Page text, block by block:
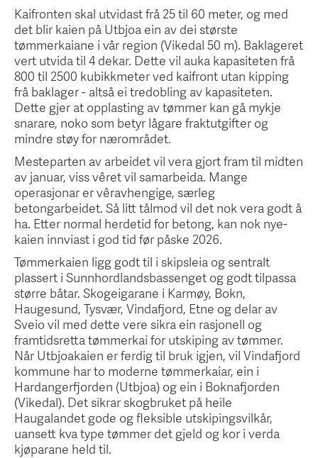
Kaifronten skal utvidast frå 25 til 60 meter, og med
det blir kaien på Utbjoa ein av dei største
tømmerkaiane i vår region (Vikedal 50 m). Baklageret
vert utvida til 4 dekar. Dette vil auka kapasiteten frå
800 til 2500 kubikkmeter ved kaifront utan kipping
frå baklager - altså ei tredobling av kapasiteten.
Dette gjer at opplasting av tømmer kan gå mykje
snarare, noko som betyr lågare fraktutgifter og
mindre støy for nærområdet.
Mesteparten av arbeidet vil vera gjort fram til midten
av januar, viss vêret vil samarbeida. Mange
operasjonar er vêravhengige, særleg
betongarbeidet. Så litt tålmod vil det nok vera godt å
ha. Etter normal herdetid for betong, kan nok nye-
kaien innviast i god tid før påske 2026.
Tømmerkaien ligg godt til i skipsleia og sentralt
plassert i Sunnhordlandsbassenget og godt tilpassa
større båtar. Skogeigarane i Karmøy, Bokn,
Haugesund, Tysvær, Vindafjord, Etne og delar av
Sveio vil med dette vere sikra ein rasjonell og
framtidsretta tømmerkai for utskiping av tømmer.
Når Utbjoakaien er ferdig til bruk igjen, vil Vindafjord
kommune har to moderne tømmerkaiar, ein i
Hardangerfjorden (Utbjoa) og ein i Boknafjorden
(Vikedal). Det sikrar skogbruket på heile
Haugalandet gode og fleksible utskipingsvilkår,
uansett kva type tømmer det gjeld og kor i verda
kjøparane held til.